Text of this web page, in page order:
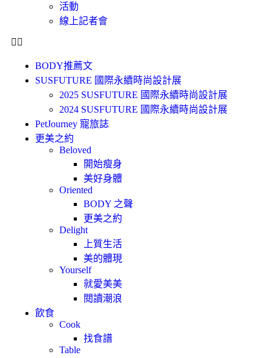
活動
線上記者會
BODY推薦文
SUSFUTURE 國際永續時尚設計展
2025 SUSFUTURE 國際永續時尚設計展
2024 SUSFUTURE 國際永續時尚設計展
PetJourney 寵旅誌
更美之約
Beloved
開始瘦身
美好身體
Oriented
BODY 之聲
更美之約
Delight
上質生活
美的體現
Yourself
就愛美美
閱讀潮浪
飲食
Cook
找食譜
Table